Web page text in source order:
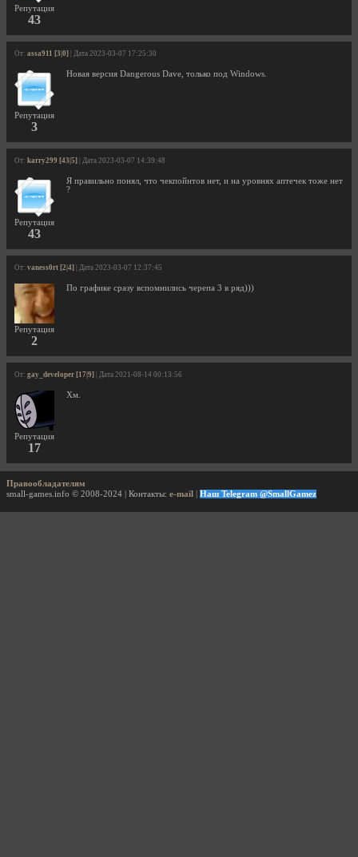
Репутация
43
От: assa911 [3|0] | Дата 2023-03-07 17:25:30
Репутация
3
Новая версия Dangerous Dave, только под Windows.
От: karry299 [43|5] | Дата 2023-03-07 14:39:48
Репутация
43
Я правильно понял, что чекпойнтов нет, и на уровнях аптечек тоже нет
?
От: vaness0rt [2|4] | Дата 2023-03-07 12:37:45
Репутация
2
По графике сразу вспомнились черепа 3 в ряд)))
От: gay_developer [17|9] | Дата 2021-08-14 00:13:56
Репутация
17
Хм.
Правообладателям
small-games.info © 2008-2024 | Контакты: e-mail Наш Telegram @SmallGamez